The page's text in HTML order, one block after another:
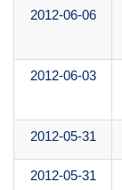
2012-06-06
2012-06-03
2012-05-31
2012-05-31